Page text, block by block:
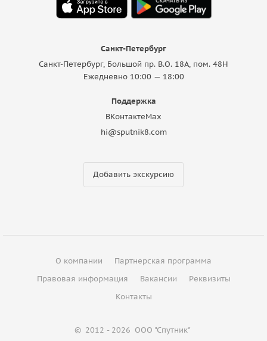
Санкт-Петербург
Санкт-Петербург, Большой пр. В.О. 18A, пом. 48Н
Ежедневно 10:00 — 18:00
Поддержка
ВКонтактеMax
hi@sputnik8.com
Добавить экскурсию
О компании
Партнерская программа
Правовая информация
Вакансии
Реквизиты
Контакты
© 2012 - 2026 ООО "Спутник"